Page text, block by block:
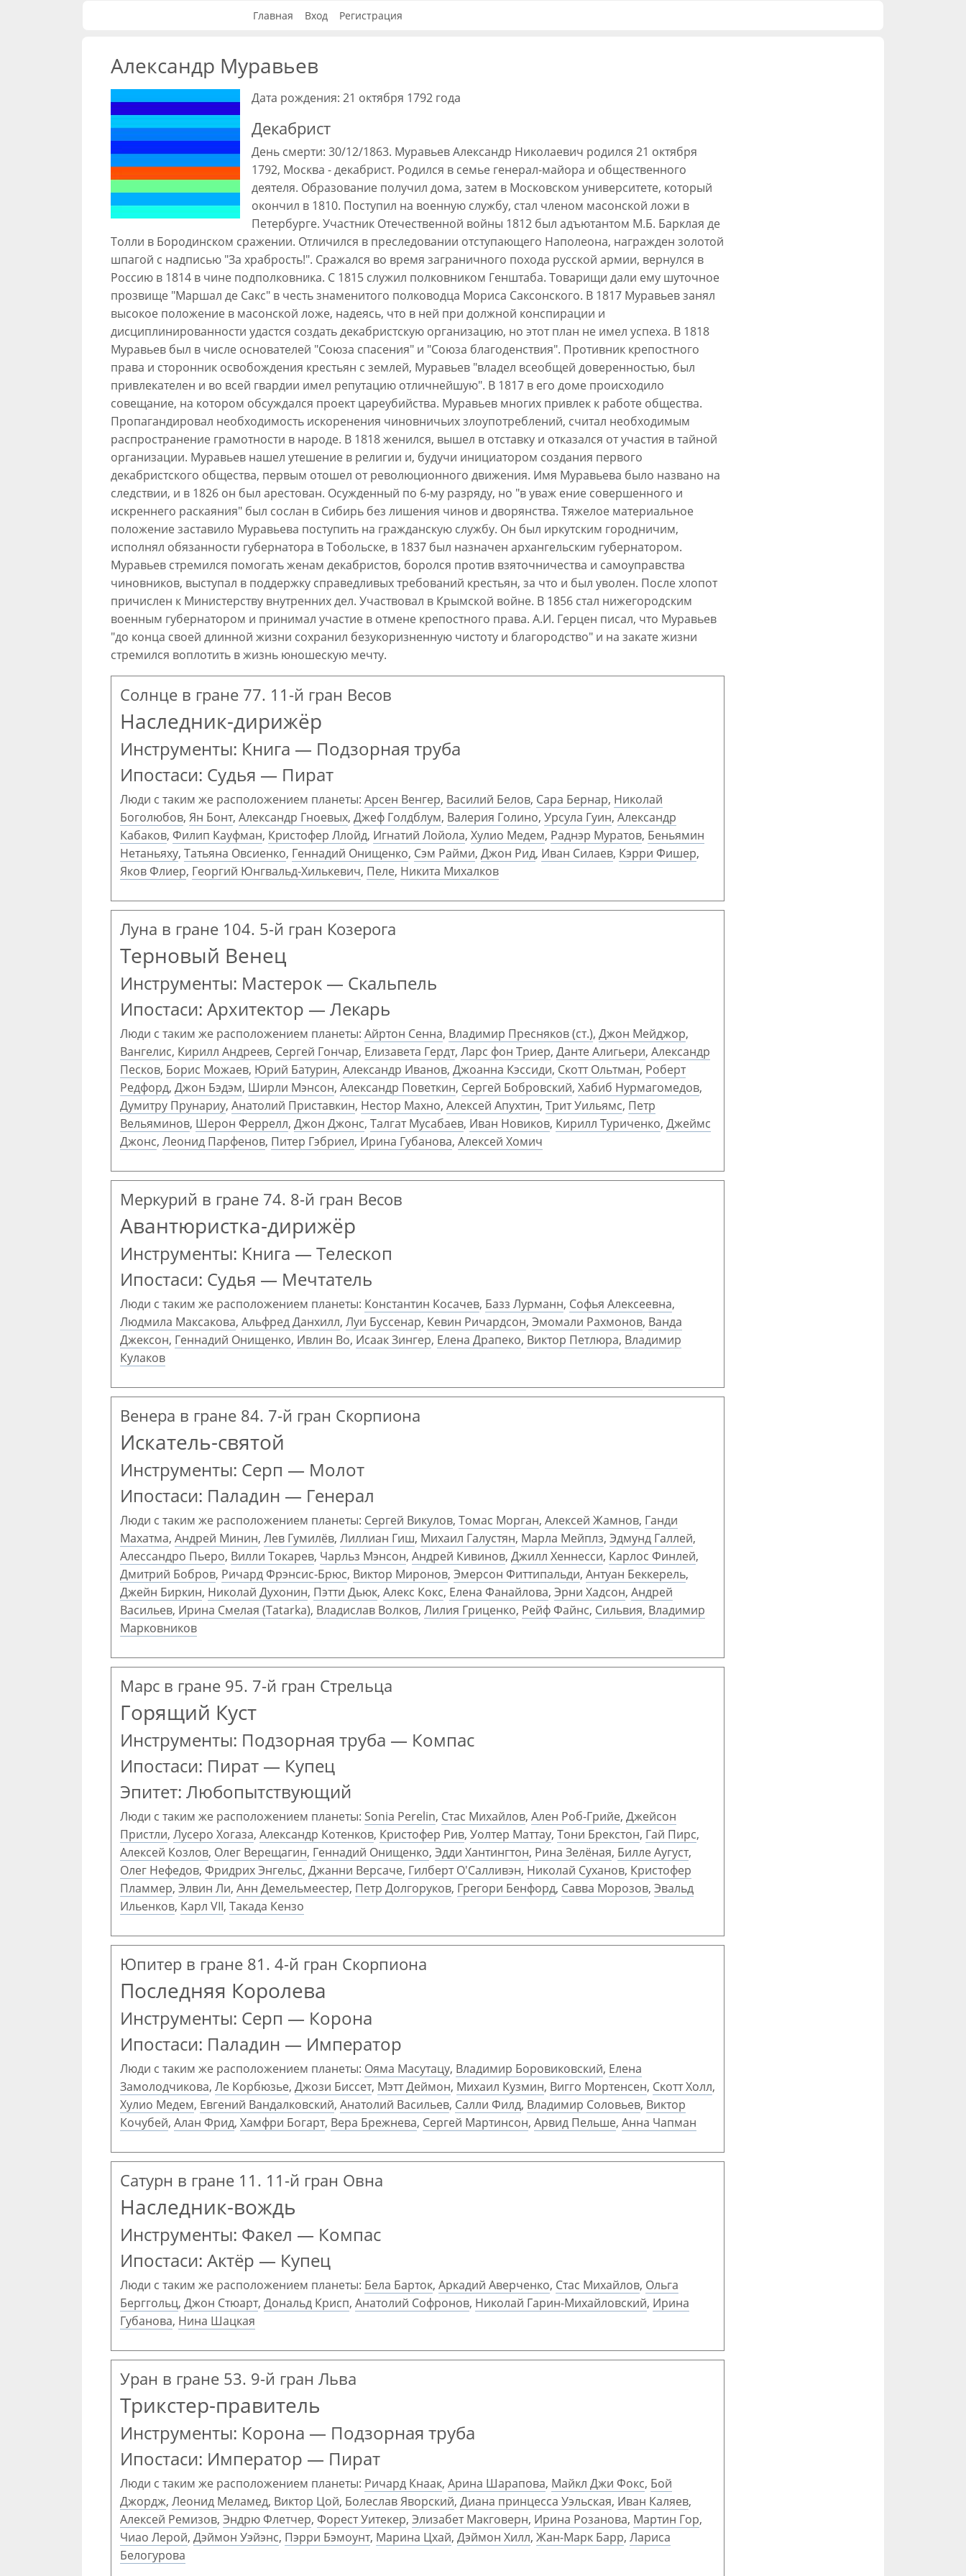
Главная Вход Регистрация
Александр Муравьев
Дата рождения: 21 октября 1792 года
Декабрист
День смерти: 30/12/1863. Муравьев Александр Николаевич родился 21 октября
1792, Mocква - декабрист. Родился в семье генерал-майора и общественного
деятеля. Образование получил дома, затем в Московском университете, который
окончил в 1810. Поступил на военную службу, стал членом масонской ложи в
Петербурге. Участник Отечественной войны 1812 был адъютантом М.Б. Барклая де
Толли в Бородинском сражении. Отличился в преследовании отступающего Наполеона, награжден золотой
шпагой с надписью "За храбрость!". Сражался во время заграничного похода русской армии, вернулся в
Россию в 1814 в чине подполковника. С 1815 служил полковником Генштаба. Товарищи дали ему шуточное
прозвище "Маршал де Сакс" в честь знаменитого полководца Мориса Саксонского. В 1817 Муравьев занял
высокое положение в масонской ложе, надеясь, что в ней при должной конспирации и
дисциплинированности удастся создать декабристскую организацию, но этот план не имел успеха. В 1818
Муравьев был в числе основателей "Союза спасения" и "Союза благоденствия". Противник крепостного
права и сторонник освобождения крестьян с землей, Муравьев "владел всеобщей доверенностью, был
привлекателен и во всей гвардии имел репутацию отличнейшую". В 1817 в его доме происходило
совещание, на котором обсуждался проект цареубийства. Муравьев многих привлек к работе общества.
Пропагандировал необходимость искоренения чиновничьих злоупотреблений, считал необходимым
распространение грамотности в народе. В 1818 женился, вышел в отставку и отказался от участия в тайной
организации. Муравьев нашел утешение в религии и, будучи инициатором создания первого
декабристского общества, первым отошел от революционного движения. Имя Муравьева было названо на
следствии, и в 1826 он был арестован. Осужденный по 6-му разряду, но "в уваж ение совершенного и
искреннего раскаяния" был сослан в Сибирь без лишения чинов и дворянства. Тяжелое материальное
положение заставило Муравьева поступить на гражданскую службу. Он был иркутским городничим,
исполнял обязанности губернатора в Тобольске, в 1837 был назначен архангельским губернатором.
Муравьев стремился помогать женам декабристов, боролся против взяточничества и самоуправства
чиновников, выступал в поддержку справедливых требований крестьян, за что и был уволен. После хлопот
причислен к Министерству внутренних дел. Участвовал в Крымской войне. В 1856 стал нижегородским
военным губернатором и принимал участие в отмене крепостного права. А.И. Герцен писал, что Муравьев
"до конца своей длинной жизни сохранил безукоризненную чистоту и благородство" и на закате жизни
стремился воплотить в жизнь юношескую мечту.
Солнце в гране 77. 11-й гран Весов
Наследник-дирижёр
Инструменты: Книга — Подзорная труба
Ипостаси: Судья — Пират
Люди с таким же расположением планеты: Арсен Венгер, Василий Белов, Сара Бернар, Николай
Боголюбов, Ян Бонт, Александр Гноевых, Джеф Голдблум, Валерия Голино, Урсула Гуин, Александр
Кабаков, Филип Кауфман, Кристофер Ллойд, Игнатий Лойола, Хулио Медем, Раднэр Муратов, Беньямин
Нетаньяху, Татьяна Овсиенко, Геннадий Онищенко, Сэм Райми, Джон Рид, Иван Силаев, Кэрри Фишер,
Яков Флиер, Георгий Юнгвальд-Хилькевич, Пеле, Никита Михалков
Луна в гране 104. 5-й гран Козерога
Терновый Венец
Инструменты: Мастерок — Скальпель
Ипостаси: Архитектор — Лекарь
Люди с таким же расположением планеты: Айртон Сенна, Владимир Пресняков (ст.), Джон Мейджор,
Вангелис, Кирилл Андреев, Сергей Гончар, Елизавета Гердт, Ларс фон Триер, Данте Алигьери, Александр
Песков, Борис Можаев, Юрий Батурин, Александр Иванов, Джоанна Кэссиди, Скотт Ольтман, Роберт
Редфорд, Джон Бэдэм, Ширли Мэнсон, Александр Поветкин, Сергей Бобровский, Хабиб Нурмагомедов,
Думитру Прунариу, Анатолий Приставкин, Нестор Махно, Алексей Апухтин, Трит Уильямс, Петр
Вельяминов, Шерон Феррелл, Джон Джонс, Талгат Мусабаев, Иван Новиков, Кирилл Туриченко, Джеймс
Джонс, Леонид Парфенов, Питер Гэбриел, Ирина Губанова, Алексей Хомич
Меркурий в гране 74. 8-й гран Весов
Авантюристка-дирижёр
Инструменты: Книга — Телескоп
Ипостаси: Судья — Мечтатель
Люди с таким же расположением планеты: Константин Косачев, Базз Лурманн, Софья Алексеевна,
Людмила Максакова, Альфред Данхилл, Луи Буссенар, Кевин Ричардсон, Эмомали Рахмонов, Ванда
Джексон, Геннадий Онищенко, Ивлин Во, Исаак Зингер, Елена Драпеко, Виктор Петлюра, Владимир
Кулаков
Венера в гране 84. 7-й гран Скорпиона
Искатель-святой
Инструменты: Серп — Молот
Ипостаси: Паладин — Генерал
Люди с таким же расположением планеты: Сергей Викулов, Томас Морган, Алексей Жамнов, Ганди
Махатма, Андрей Минин, Лев Гумилёв, Лиллиан Гиш, Михаил Галустян, Марла Мейплз, Эдмунд Галлей,
Алессандро Пьеро, Вилли Токарев, Чарльз Мэнсон, Андрей Кивинов, Джилл Хеннесси, Карлос Финлей,
Дмитрий Бобров, Ричард Фрэнсис-Брюс, Виктор Миронов, Эмерсон Фиттипальди, Антуан Беккерель,
Джейн Биркин, Николай Духонин, Пэтти Дьюк, Алекс Кокс, Елена Фанайлова, Эрни Хадсон, Андрей
Васильев, Ирина Смелая (Tatarka), Владислав Волков, Лилия Гриценко, Рейф Файнс, Сильвия, Владимир
Марковников
Марс в гране 95. 7-й гран Стрельца
Горящий Куст
Инструменты: Подзорная труба — Компас
Ипостаси: Пират — Купец
Эпитет: Любопытствующий
Люди с таким же расположением планеты: Sonia Perelin, Стас Михайлов, Ален Роб-Грийе, Джейсон
Пристли, Лусеро Хогаза, Александр Котенков, Кристофер Рив, Уолтер Маттау, Тони Брекстон, Гай Пирс,
Алексей Козлов, Олег Верещагин, Геннадий Онищенко, Эдди Хантингтон, Рина Зелёная, Билле Аугуст,
Олег Нефедов, Фридрих Энгельс, Джанни Версаче, Гилберт О'Салливэн, Николай Суханов, Кристофер
Пламмер, Элвин Ли, Анн Демельмеестер, Петр Долгоруков, Грегори Бенфорд, Савва Морозов, Эвальд
Ильенков, Карл VII, Такада Кензо
Юпитер в гране 81. 4-й гран Скорпиона
Последняя Королева
Инструменты: Серп — Корона
Ипостаси: Паладин — Император
Люди с таким же расположением планеты: Ояма Масутацу, Владимир Боровиковский, Елена
Замолодчикова, Ле Корбюзье, Джози Биссет, Мэтт Деймон, Михаил Кузмин, Вигго Мортенсен, Скотт Холл,
Хулио Медем, Евгений Вандалковский, Анатолий Васильев, Салли Филд, Владимир Соловьев, Виктор
Кочубей, Алан Фрид, Хамфри Богарт, Вера Брежнева, Сергей Мартинсон, Арвид Пельше, Анна Чапман
Сатурн в гране 11. 11-й гран Овна
Наследник-вождь
Инструменты: Факел — Компас
Ипостаси: Актёр — Купец
Люди с таким же расположением планеты: Бела Барток, Аркадий Аверченко, Стас Михайлов, Ольга
Берггольц, Джон Стюарт, Дональд Крисп, Анатолий Софронов, Николай Гарин-Михайловский, Ирина
Губанова, Нина Шацкая
Уран в гране 53. 9-й гран Льва
Трикстер-правитель
Инструменты: Корона — Подзорная труба
Ипостаси: Император — Пират
Люди с таким же расположением планеты: Ричард Кнаак, Арина Шарапова, Майкл Джи Фокс, Бой
Джордж, Леонид Меламед, Виктор Цой, Болеслав Яворский, Диана принцесса Уэльская, Иван Каляев,
Алексей Ремизов, Эндрю Флетчер, Форест Уитекер, Элизабет Макговерн, Ирина Розанова, Мартин Гор,
Чиао Лерой, Дэймон Уэйэнс, Пэрри Бэмоунт, Марина Цхай, Дэймон Хилл, Жан-Марк Барр, Лариса
Белогурова